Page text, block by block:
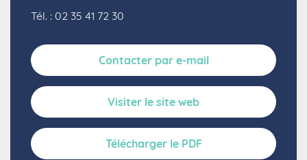
Tél. : 02 35 41 72 30
Contacter par e-mail
Visiter le site web
Télécharger le PDF